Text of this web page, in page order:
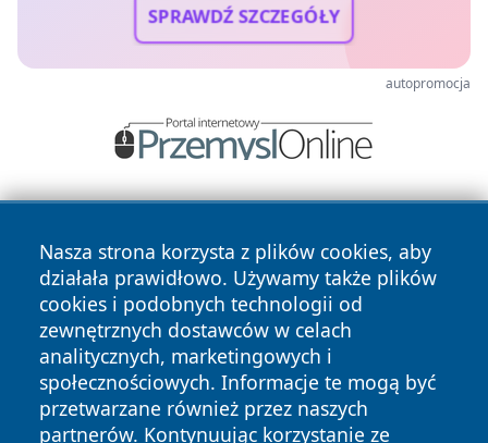
SPRAWDŹ SZCZEGÓŁY
autopromocja
Nasza strona korzysta z plików cookies, aby
działała prawidłowo. Używamy także plików
cookies i podobnych technologii od
zewnętrznych dostawców w celach
analitycznych, marketingowych i
społecznościowych. Informacje te mogą być
przetwarzane również przez naszych
partnerów. Kontynuując korzystanie ze
Copyright © 2026 jastrzebienews.pl Wszystkie prawa
zastrzeżone.
Polityka Polityka